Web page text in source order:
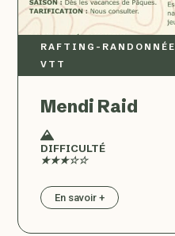
RAFTING – RANDONNÉE
VTT
Mendi Raid
DIFFICULTÉ
★★★☆☆
En savoir +